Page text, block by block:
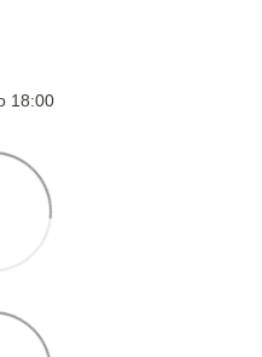
18:00